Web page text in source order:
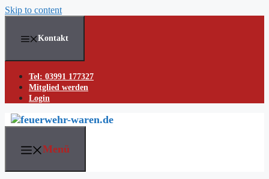
Skip to content
Kontakt
Tel: 03991 177327
Mitglied werden
Login
Menü